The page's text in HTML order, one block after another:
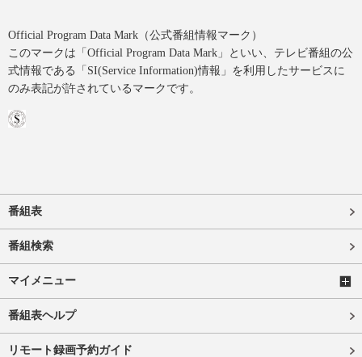
Official Program Data Mark（公式番組情報マーク）
このマークは「Official Program Data Mark」といい、テレビ番組の公
式情報である「SI(Service Information)情報」を利用したサービスに
のみ表記が許されているマークです。
番組表
番組検索
マイメニュー
番組表ヘルプ
リモート録画予約ガイド